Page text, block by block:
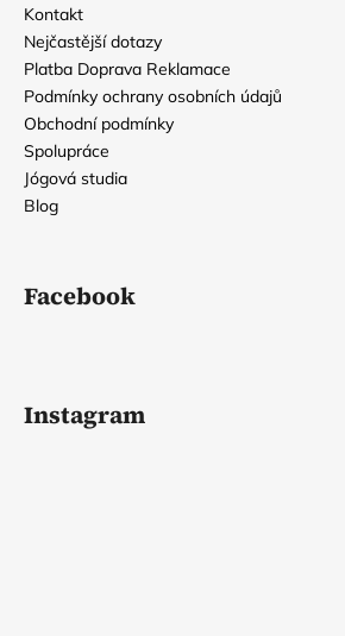
Kontakt
Nejčastější dotazy
Platba Doprava Reklamace
Podmínky ochrany osobních údajů
Obchodní podmínky
Spolupráce
Jógová studia
Blog
Facebook
Instagram